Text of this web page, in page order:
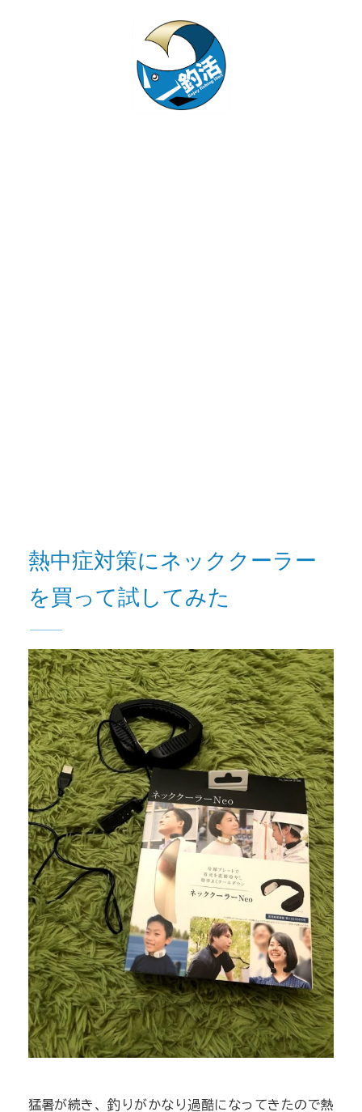
熱中症対策にネッククーラー
を買って試してみた
猛暑が続き、釣りがかなり過酷になってきたので熱